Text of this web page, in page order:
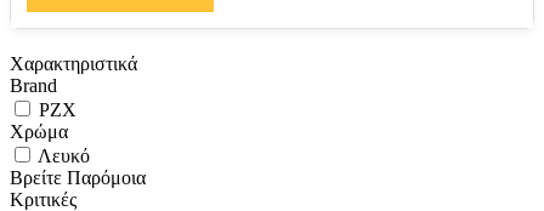
Χαρακτηριστικά
Brand
PZX
Χρώμα
Λευκό
Βρείτε Παρόμοια
Κριτικές